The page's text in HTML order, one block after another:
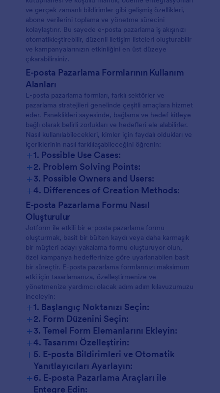
ve gerçek zamanlı bildirimler gibi gelişmiş özellikleri,
abone verilerini toplama ve yönetme sürecini
kolaylaştırır. Bu sayede e-posta pazarlama iş akışınızı
otomatikleştirebilir, düzenli iletişim listeleri oluşturabilir
ve kampanyalarınızın etkinliğini en üst düzeye
çıkarabilirsiniz.
E-posta Pazarlama Formlarının Kullanım
Alanları
E-posta pazarlama formları, farklı sektörler ve
pazarlama stratejileri genelinde çeşitli amaçlara hizmet
eder. Esneklikleri sayesinde, bağlama ve hedef kitleye
bağlı olarak belirli zorlukları ve hedefleri ele alabilirler.
Nasıl kullanılabilecekleri, kimler için faydalı oldukları ve
içeriklerinin nasıl farklılaşabileceğini öğrenin:
+1. Possible Use Cases:
+2. Problem Solving Points:
+3. Possible Owners and Users:
+4. Differences of Creation Methods:
E-posta Pazarlama Formu Nasıl
Oluşturulur
Jotform ile etkili bir e-posta pazarlama formu
oluşturmak, basit bir bülten kaydı veya daha karmaşık
bir müşteri adayı yakalama formu oluşturuyor olun,
özel kampanya hedeflerinize göre uyarlanabilen basit
bir süreçtir. E-posta pazarlama formlarınızı maksimum
etki için tasarlamanıza, özelleştirmenize ve
yönetmenize yardımcı olacak adım adım kılavuzumuzu
inceleyin:
+1. Başlangıç Noktanızı Seçin:
+2. Form Düzenini Seçin:
+3. Temel Form Elemanlarını Ekleyin:
+4. Tasarımı Özelleştirin:
+5. E-posta Bildirimleri ve Otomatik
Yanıtlayıcıları Ayarlayın:
+6. E-posta Pazarlama Araçları ile
Entegre Edin: